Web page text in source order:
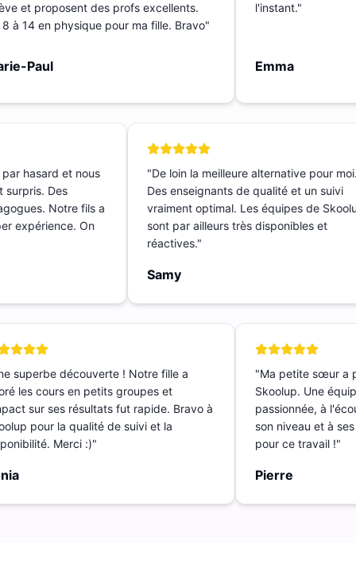
et proposent des profs excellents.
à 14 en physique pour ma fille. Bravo"
Paul
l'instant."
Emma
par hasard et nous
surpris. Des
Notre fils a
expérience. On
"De loin la meilleure alternative pour
Des enseignants de qualité et un suivi
vraiment optimal. Les équipes de
sont par ailleurs très disponibles et
réactives.
Samy
superbe découverte ! Notre fille a
les cours en petits groupes et
sur ses résultats fut rapide. Bravo à
pour la qualité de suivi et la
Merci :) "
Ma petite sœur a
Skoolup. Une
passionnée, à
son niveau et à ses
pour ce travail !"
Pierre